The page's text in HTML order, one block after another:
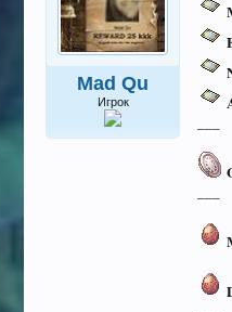
Mad Qu
Игрок